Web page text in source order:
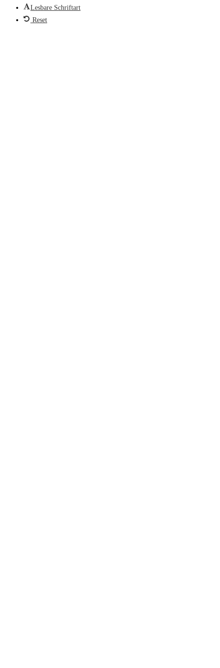
Lesbare Schriftart
Reset